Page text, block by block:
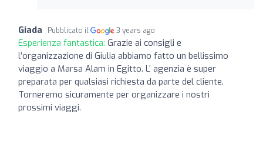
Giada Pubblicato il 3 years ago
Esperienza fantastica: Grazie ai consigli e
l’organizzazione di Giulia abbiamo fatto un bellissimo
viaggio a Marsa Alam in Egitto. L’ agenzia è super
preparata per qualsiasi richiesta da parte del cliente.
Torneremo sicuramente per organizzare i nostri
prossimi viaggi.